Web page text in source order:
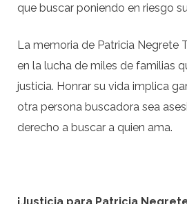
que buscar poniendo en riesgo
La memoria de Patricia Negrete
en la lucha de miles de familias
justicia. Honrar su vida implica
otra persona buscadora sea
derecho a buscar a quien ama.
¡Justicia para Patricia